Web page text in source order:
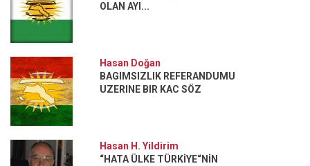
OLAN AYI...
Hasan Doğan
BAGIMSIZLIK REFERANDUMU
UZERINE BIR KAC SÖZ
Hasan H. Yildirim
“HATA ÜLKE TÜRKİYE“NİN